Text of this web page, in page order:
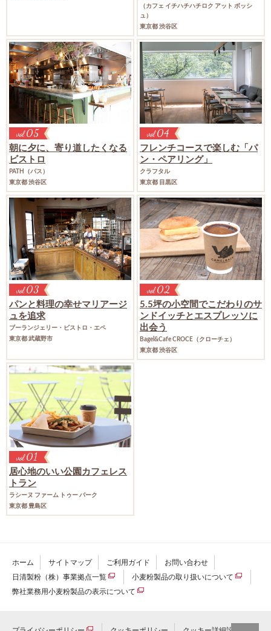
（カフェ イチハチハチロク アット ボッシ
ュ）
東京都 渋谷区
vol 05
朝に夕に、寄り道したくなる
ビストロ
PATH（パス）
東京都 渋谷区
vol 04
フレンチコースで楽しむ「パ
ン・ペアリング」
クラフタル
東京都 目黒区
vol 03
パンと料理の幸せマリアージ
ュを追求
ブーランジェリー・ビストロ・エペ
東京都 武蔵野市
vol 02
5.5坪の小空間でこだわりのサ
ンドイッチとエスプレッソに
出会う
Bagel&Cafe CROCE（クローチェ）
東京都 渋谷区
vol 01
居心地のいい公園カフェレス
トラン
ラシーヌ ファーム トゥー パーク
東京都 豊島区
ホーム サイトマップ ご利用ガイド
お問い合わせ
日清製粉（株）事業拠点一覧
小麦粉製品の取り扱いについて
弊社業務用小麦粉製品の表示について